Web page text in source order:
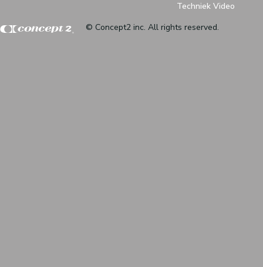
Techniek Video
© Concept2 inc. All rights reserved.